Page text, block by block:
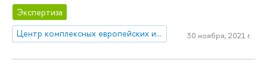
Экспертиза
Центр комплексных европейских и международных исследований (ЦКЕМИ)
30 ноября, 2021 г.